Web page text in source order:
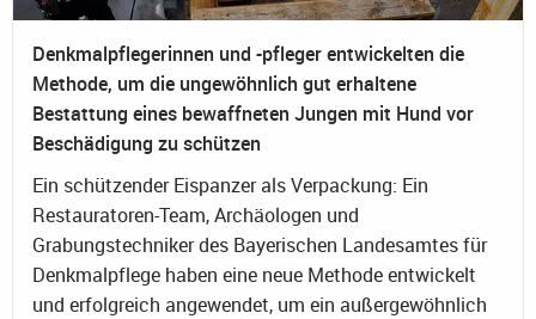
Denkmalpflegerinnen und -pfleger entwickelten die
Methode, um die ungewöhnlich gut erhaltene
Bestattung eines bewaffneten Jungen mit Hund vor
Beschädigung zu schützen
Ein schützender Eispanzer als Verpackung: Ein
Restauratoren-Team, Archäologen und
Grabungstechniker des Bayerischen Landesamtes für
Denkmalpflege haben eine neue Methode entwickelt
und erfolgreich angewendet, um ein außergewöhnlich